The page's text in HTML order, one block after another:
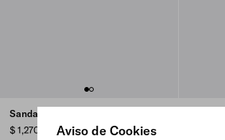
Aviso de Cookies
Sandalias cruzadas
$ 1,270